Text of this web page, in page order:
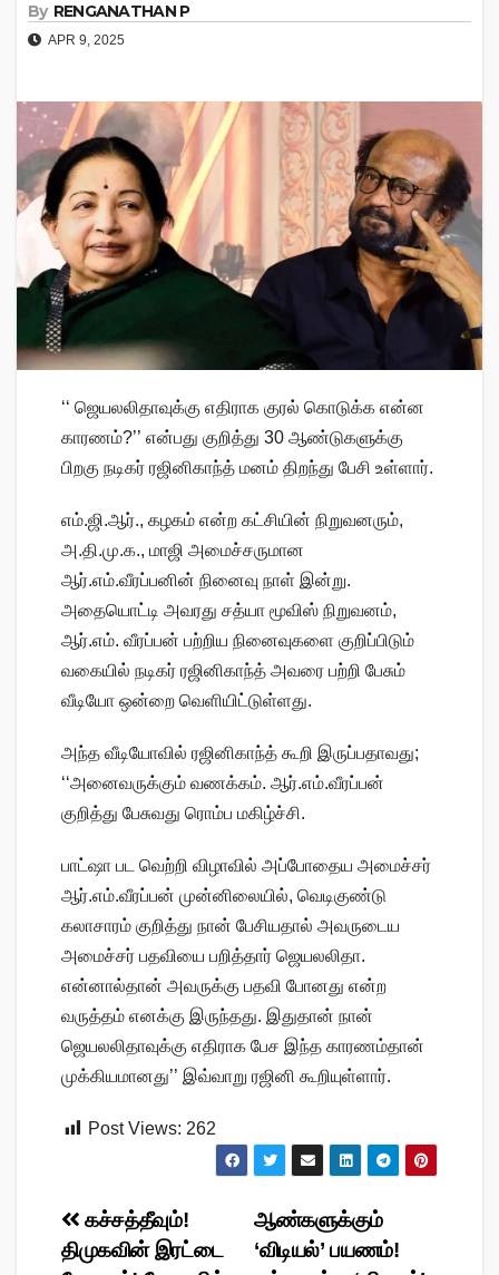
By RENGANATHAN P
APR 9, 2025
‘‘ ஜெயலலிதாவுக்கு எதிராக குரல் கொடுக்க என்ன
காரணம்?’’ என்பது குறித்து 30 ஆண்டுகளுக்கு
பிறகு நடிகர் ரஜினிகாந்த் மனம் திறந்து பேசி உள்ளார்.
எம்.ஜி.ஆர்., கழகம் என்ற கட்சியின் நிறுவனரும்,
அ.தி.மு.க., மாஜி அமைச்சருமான
ஆர்.எம்.வீரப்பனின் நினைவு நாள் இன்று.
அதையொட்டி அவரது சத்யா மூவிஸ் நிறுவனம்,
ஆர்.எம். வீரப்பன் பற்றிய நினைவுகளை குறிப்பிடும்
வகையில் நடிகர் ரஜினிகாந்த் அவரை பற்றி பேசும்
வீடியோ ஒன்றை வெளியிட்டுள்ளது.
அந்த வீடியோவில் ரஜினிகாந்த் கூறி இருப்பதாவது;
‘‘அனைவருக்கும் வணக்கம். ஆர்.எம்.வீரப்பன்
குறித்து பேசுவது ரொம்ப மகிழ்ச்சி.
பாட்ஷா பட வெற்றி விழாவில் அப்போதைய அமைச்சர்
ஆர்.எம்.வீரப்பன் முன்னிலையில், வெடிகுண்டு
கலாசாரம் குறித்து நான் பேசியதால் அவருடைய
அமைச்சர் பதவியை பறித்தார் ஜெயலலிதா.
என்னால்தான் அவருக்கு பதவி போனது என்ற
வருத்தம் எனக்கு இருந்தது. இதுதான் நான்
ஜெயலலிதாவுக்கு எதிராக பேச இந்த காரணம்தான்
முக்கியமானது’’ இவ்வாறு ரஜினி கூறியுள்ளார்.
Post Views: 262
Post
ஆண்களுக்கும்
‘விடியல்’ பயணம்!
கச்சத்தீவும்!
திமுகவின் இரட்டை